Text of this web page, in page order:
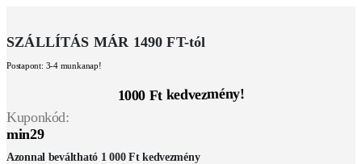
SZÁLLÍTÁS MÁR 1490 FT-tól
Postapont: 3-4 munkanap!
1000 Ft kedvezmény!
Kuponkód:
min29
Azonnal beváltható 1 000 Ft kedvezmény